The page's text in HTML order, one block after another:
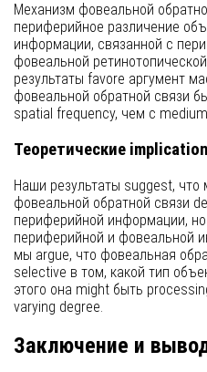
Механизм фовеальной
периферийное различение
информации, связанной с
фовеальной
результаты favore аргумент
фовеальной обратной связи
spatial frequency, чем с
Теоретические
Наши результаты suggest, что
фовеальной обратной связи
периферийной информации,
периферийной и фовеальной
мы argue, что фовеальная
selective в том, какой тип
этого она might быть
varying degree.
Заключение и